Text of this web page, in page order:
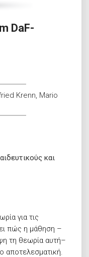
DaF-
Krenn, Mario
και
για τις
πώς η μάθηση –
τη θεωρία αυτή–
αποτελεσματική.